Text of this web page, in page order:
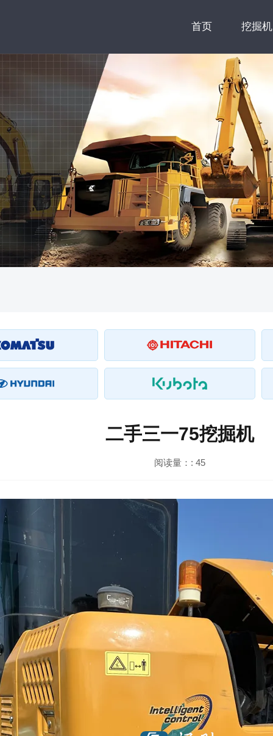
首页 挖掘机
二手三一75挖掘机
阅读量：: 45